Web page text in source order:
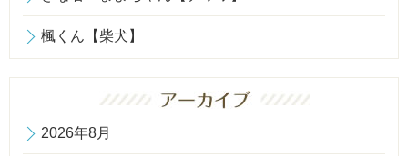
楓くん【柴犬】
2026年8月